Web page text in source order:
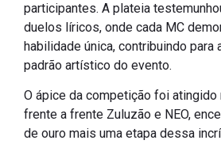
participantes. A plateia
duelos líricos, onde cada MC
habilidade única, contribuindo para
padrão artístico do evento.
O ápice da competição foi atingido
frente a frente Zuluzão e NEO,
de ouro mais uma etapa dessa